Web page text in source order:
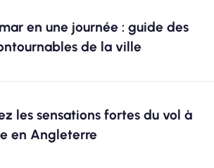
en une journée : guide des
de la ville
les sensations fortes du vol à
en Angleterre